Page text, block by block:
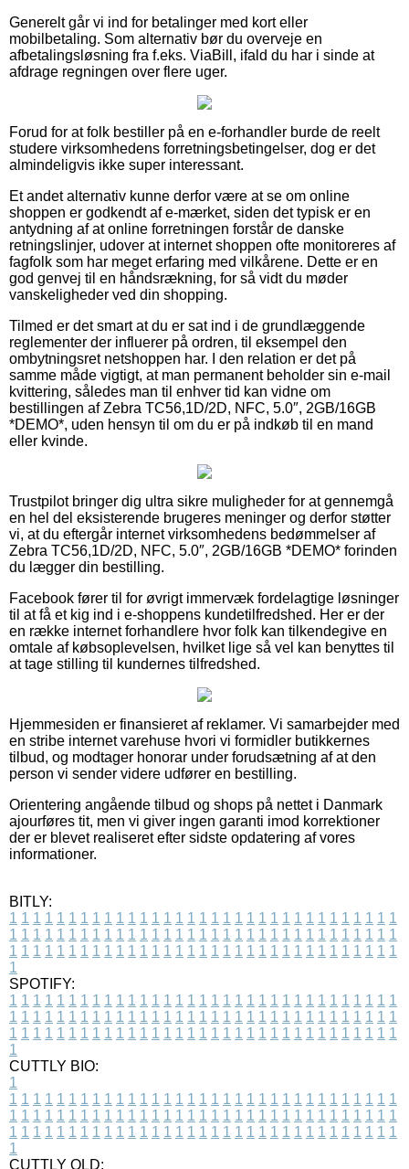
Generelt går vi ind for betalinger med kort eller
mobilbetaling. Som alternativ bør du overveje en
afbetalingsløsning fra f.eks. ViaBill, ifald du har i sinde at
afdrage regningen over flere uger.
Forud for at folk bestiller på en e-forhandler burde de reelt
studere virksomhedens forretningsbetingelser, dog er det
almindeligvis ikke super interessant.
Et andet alternativ kunne derfor være at se om online
shoppen er godkendt af e-mærket, siden det typisk er en
antydning af at online forretningen forstår de danske
retningslinjer, udover at internet shoppen ofte monitoreres af
fagfolk som har meget erfaring med vilkårene. Dette er en
god genvej til en håndsrækning, for så vidt du møder
vanskeligheder ved din shopping.
Tilmed er det smart at du er sat ind i de grundlæggende
reglementer der influerer på ordren, til eksempel den
ombytningsret netshoppen har. I den relation er det på
samme måde vigtigt, at man permanent beholder sin e-mail
kvittering, således man til enhver tid kan vidne om
bestillingen af Zebra TC56,1D/2D, NFC, 5.0″, 2GB/16GB
*DEMO*, uden hensyn til om du er på indkøb til en mand
eller kvinde.
Trustpilot bringer dig ultra sikre muligheder for at gennemgå
en hel del eksisterende brugeres meninger og derfor støtter
vi, at du eftergår internet virksomhedens bedømmelser af
Zebra TC56,1D/2D, NFC, 5.0″, 2GB/16GB *DEMO* forinden
du lægger din bestilling.
Facebook fører til for øvrigt immervæk fordelagtige løsninger
til at få et kig ind i e-shoppens kundetilfredshed. Her er der
en række internet forhandlere hvor folk kan tilkendegive en
omtale af købsoplevelsen, hvilket lige så vel kan benyttes til
at tage stilling til kundernes tilfredshed.
Hjemmesiden er finansieret af reklamer. Vi samarbejder med
en stribe internet varehuse hvori vi formidler butikkernes
tilbud, og modtager honorar under forudsætning af at den
person vi sender videre udfører en bestilling.
Orientering angående tilbud og shops på nettet i Danmark
ajourføres tit, men vi giver ingen garanti imod korrektioner
der er blevet realiseret efter sidste opdatering af vores
informationer.
BITLY:
1 1 1 1 1 1 1 1 1 1 1 1 1 1 1 1 1 1 1 1 1 1 1 1 1 1 1 1 1 1 1 1 1
1 1 1 1 1 1 1 1 1 1 1 1 1 1 1 1 1 1 1 1 1 1 1 1 1 1 1 1 1 1 1 1 1
1 1 1 1 1 1 1 1 1 1 1 1 1 1 1 1 1 1 1 1 1 1 1 1 1 1 1 1 1 1 1 1 1
1
SPOTIFY:
1 1 1 1 1 1 1 1 1 1 1 1 1 1 1 1 1 1 1 1 1 1 1 1 1 1 1 1 1 1 1 1 1
1 1 1 1 1 1 1 1 1 1 1 1 1 1 1 1 1 1 1 1 1 1 1 1 1 1 1 1 1 1 1 1 1
1 1 1 1 1 1 1 1 1 1 1 1 1 1 1 1 1 1 1 1 1 1 1 1 1 1 1 1 1 1 1 1 1
1
CUTTLY BIO:
1
1 1 1 1 1 1 1 1 1 1 1 1 1 1 1 1 1 1 1 1 1 1 1 1 1 1 1 1 1 1 1 1 1
1 1 1 1 1 1 1 1 1 1 1 1 1 1 1 1 1 1 1 1 1 1 1 1 1 1 1 1 1 1 1 1 1
1 1 1 1 1 1 1 1 1 1 1 1 1 1 1 1 1 1 1 1 1 1 1 1 1 1 1 1 1 1 1 1 1
1
CUTTLY OLD: